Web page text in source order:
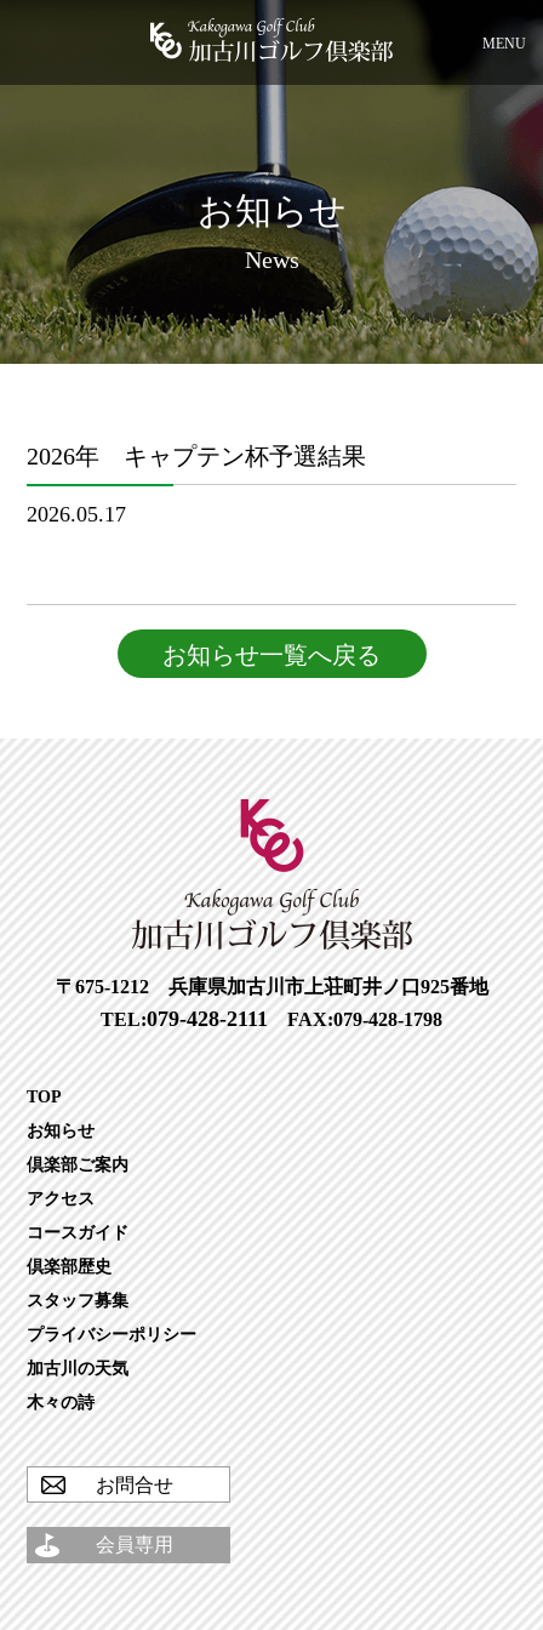
MENU
お知らせ
News
2026年 キャプテン杯予選結果
2026.05.17
お知らせ一覧へ戻る
〒675-1212 兵庫県加古川市上荘町井ノ口925番地
TEL:079-428-2111FAX:079-428-1798
TOP
お知らせ
倶楽部ご案内
アクセス
コースガイド
倶楽部歴史
スタッフ募集
プライバシーポリシー
加古川の天気
木々の詩
お問合せ
会員専用